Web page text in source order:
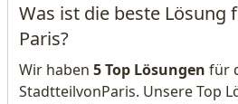
Was ist die beste Lösung
Paris?
Wir haben 5 Top Lösungen für
StadtteilvonParis. Unsere Top